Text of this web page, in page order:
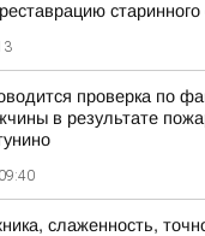
проверка по
в результате
09:40
слаженность,